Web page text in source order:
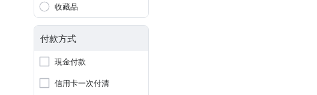
收藏品
付款方式
現金付款
信用卡一次付清